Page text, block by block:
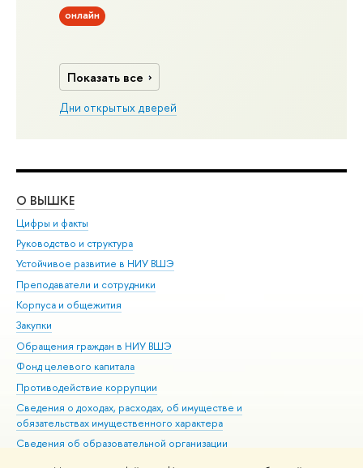
онлайн
Показать все
Дни открытых дверей
О ВЫШКЕ
Цифры и факты
Руководство и структура
Устойчивое развитие в НИУ ВШЭ
Преподаватели и сотрудники
Корпуса и общежития
Закупки
Обращения граждан в НИУ ВШЭ
Фонд целевого капитала
Противодействие коррупции
Сведения о доходах, расходах, об имуществе и
обязательствах имущественного характера
Сведения об образовательной организации
Людям с ограниченными возможностями здоровья